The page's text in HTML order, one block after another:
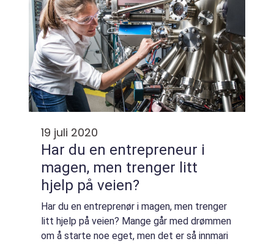
19 juli 2020
Har du en entrepreneur i
magen, men trenger litt
hjelp på veien?
Har du en entreprenør i magen, men trenger
litt hjelp på veien? Mange går med drømmen
om å starte noe eget, men det er så innmari